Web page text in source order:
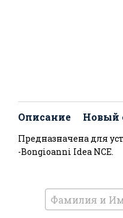
Описание Новый
Предназначена для
-Bongioanni Idea NCE.